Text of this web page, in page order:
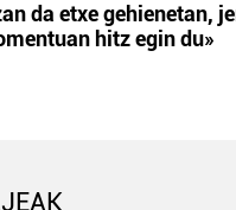
da etxe gehienetan,
hitz egin du»